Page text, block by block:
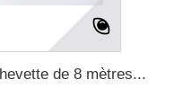
de 8 mètres...